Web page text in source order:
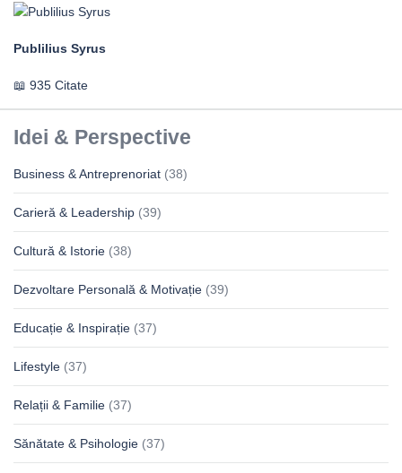
Publilius Syrus
935 Citate
Idei & Perspective
Business & Antreprenoriat (38)
Carieră & Leadership (39)
Cultură & Istorie (38)
Dezvoltare Personală & Motivație (39)
Educație & Inspirație (37)
Lifestyle (37)
Relații & Familie (37)
Sănătate & Psihologie (37)